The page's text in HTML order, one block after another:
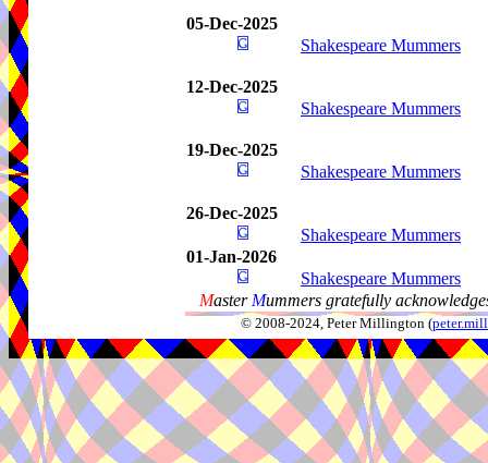
05-Dec-2025
Shakespeare Mummers
12-Dec-2025
Shakespeare Mummers
19-Dec-2025
Shakespeare Mummers
26-Dec-2025
Shakespeare Mummers
01-Jan-2026
Shakespeare Mummers
Master Mummers gratefully
© 2008-2024, Peter Millington (